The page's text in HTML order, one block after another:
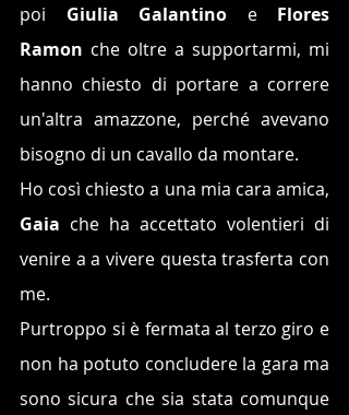
poi Giulia Galantino e Flores
Ramon che oltre a supportarmi, mi
hanno chiesto di portare a correre
un'altra amazzone, perché avevano
bisogno di un cavallo da montare.
Gaia che ha accettato volentieri di
venire a a vivere questa trasferta con
me.
Purtroppo si è fermata al terzo giro e
non ha potuto concludere la gara ma
sono sicura che sia stata comunque